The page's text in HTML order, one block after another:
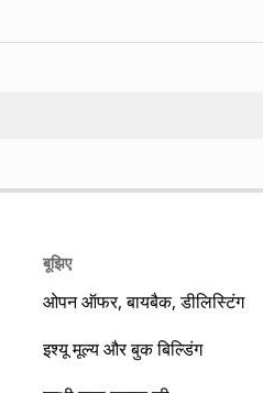
बूझिए
ओपन ऑफर, बायबैक, डीलिस्टिंग
इश्यू मूल्य और बुक बिल्डिंग